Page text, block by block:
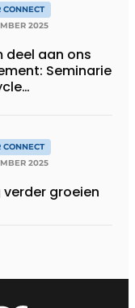
CONNECT
2025
deel aan ons
Seminarie
CONNECT
2025
verder groeien